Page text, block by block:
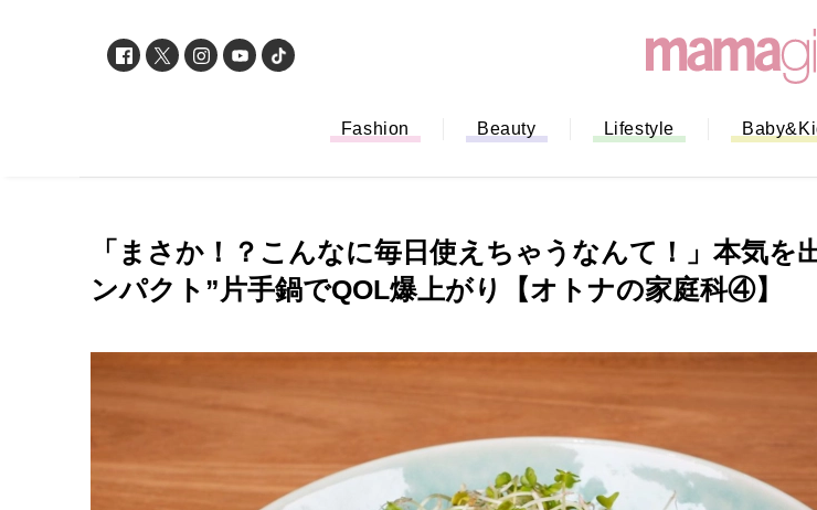
Fashion Beauty Lifestyle
「まさか！？こんなに毎日使えちゃうなんて！」本気を
ンパクト”⽚⼿鍋でQOL爆上がり【オトナの家庭科④】
バイルオーダ
法から受け取